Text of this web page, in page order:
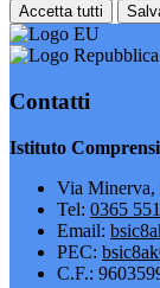
Accetta tutti
Contatti
Istituto
Via Minerva,
Tel: 0365
Email:
PEC:
C.F.: